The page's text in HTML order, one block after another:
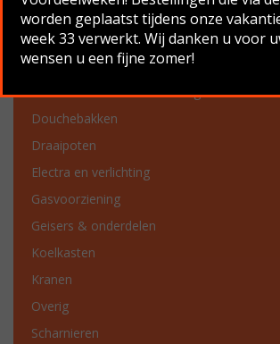
Chassis onderdelen
Dakgoten en dakgoot onderdelen
Dakluiken en ventilatie
Deurklinken en vensterbeslag
Douchebakken
Draaipoten
Electra en verlichting
Gasvoorziening
Geisers & onderdelen
Koelkasten
Kranen
Overig
Scharnieren
worden geplaatst tijdens onze
week 33 verwerkt. Wij danken u voor
wensen u een fijne zomer!